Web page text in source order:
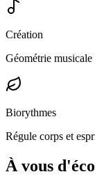
Création
Géométrie
Biorythmes
Régule corps et
À vous